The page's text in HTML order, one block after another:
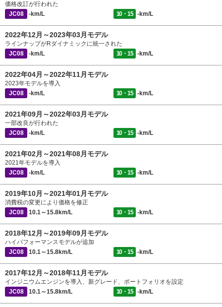
価格改訂が行われた
JC08
-km/L 10・15 -km/L
2022年12月～2023年03月モデル
ラインナップがRダイナミックに統一された
JC08
-km/L 10・15 -km/L
2022年04月～2022年11月モデル
2023年モデルを導入
JC08
-km/L 10・15 -km/L
2021年09月～2022年03月モデル
一部改良が行われた
JC08
-km/L 10・15 -km/L
2021年02月～2021年08月モデル
2021年モデルを導入
JC08
-km/L 10・15 -km/L
2019年10月～2021年01月モデル
消費税の変更により価格を修正
JC08
10.1～15.8km/L 10・15 -km/L
2018年12月～2019年09月モデル
ハイパフォーマンスモデルが追加
JC08
10.1～15.8km/L 10・15 -km/L
2017年12月～2018年11月モデル
インジニウムエンジンを導入、新グレード、ポートフォリオを設定
JC08
10.1～15.8km/L 10・15 -km/L